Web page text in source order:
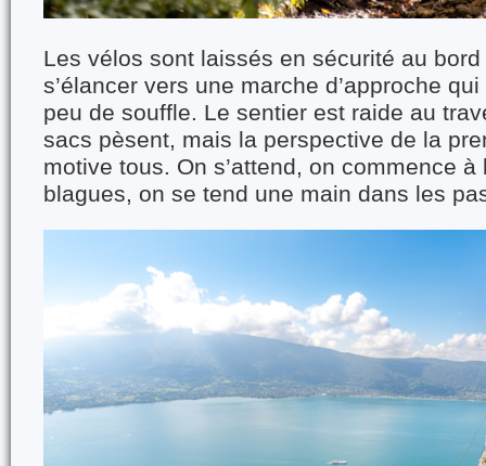
Les vélos sont laissés en sécurité au
s’élancer vers une marche d’approche
peu de souffle. Le sentier est raide au
sacs pèsent, mais la perspective de la
motive tous. On s’attend, on commence
blagues, on se tend une main dans les